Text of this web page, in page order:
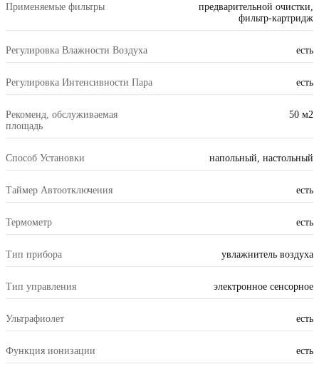
Применяемые фильтры
предварительной очистки,
фильтр-картридж
Регулировка Влажности Воздуха есть
Регулировка Интенсивности Пара есть
Рекоменд, обслуживаемая
площадь
50 м2
Способ Установки напольный, настольный
Таймер Автоотключения есть
Термометр есть
Тип прибора увлажнитель воздуха
Тип управления электронное сенсорное
Ультрафиолет есть
Функция ионизации есть